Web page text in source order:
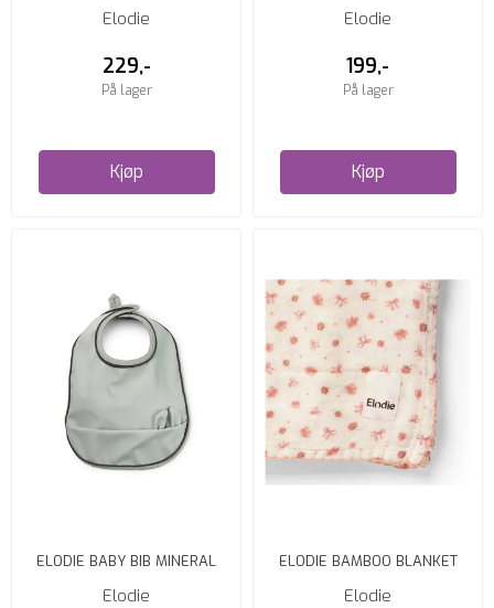
ROSE
Elodie
229,-
På lager
Kjøp
DARLING
Elodie
199,-
På lager
Kjøp
ELODIE BABY BIB MINERAL
GREEN
Elodie
ELODIE BAMBOO BLANKET
PETIT RIVER ROSE
Elodie